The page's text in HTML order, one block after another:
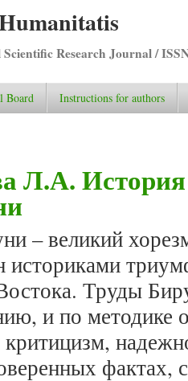
Research Journal /
Board Instructions for authors
Л.А.
– великий
историками
Труды
и по методике
критицизм,
фактах,